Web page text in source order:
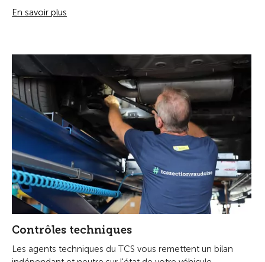
En savoir plus
Contrôles techniques
Les agents techniques du TCS vous remettent un bilan